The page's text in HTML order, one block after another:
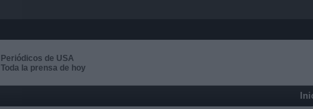
Periódicos de USA
Toda la prensa de hoy